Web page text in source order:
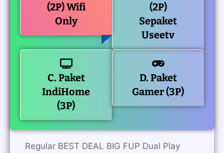
(2P) Wifi
Only
(2P)
Sepaket
Useetv
C. Paket
IndiHome
(3P)
D. Paket
Gamer (3P)
Regular BEST DEAL BIG FUP Dual Play